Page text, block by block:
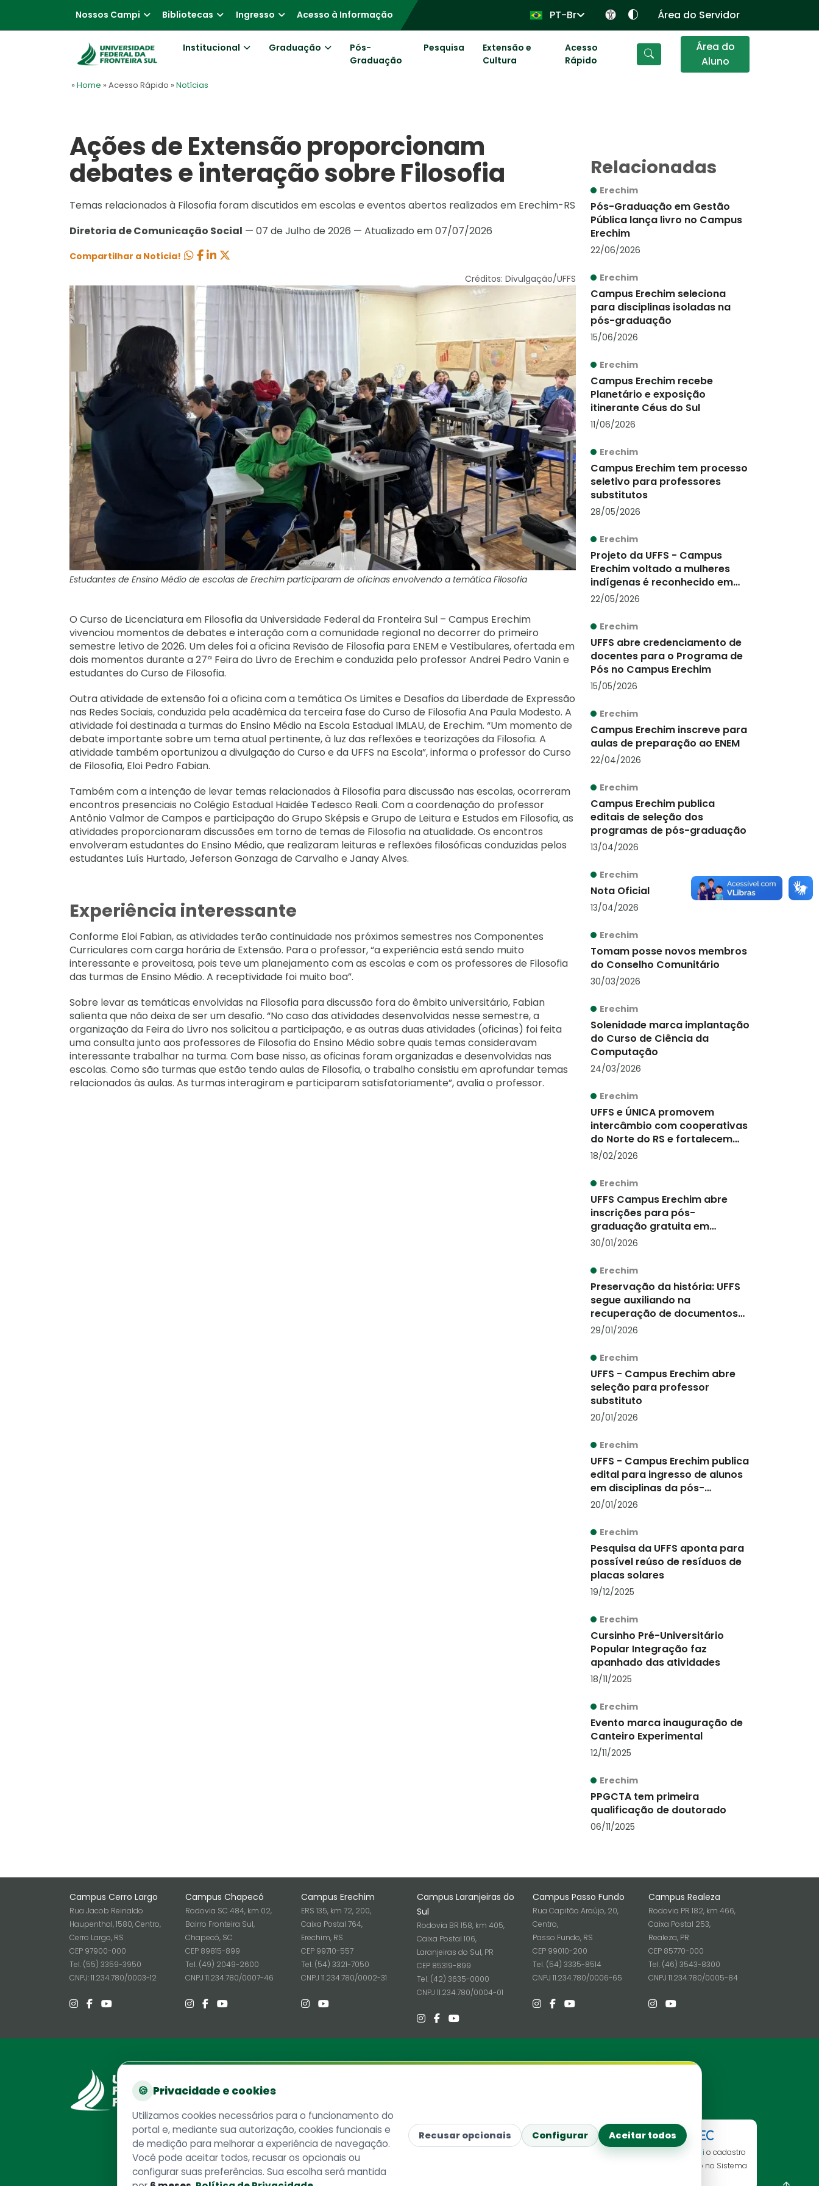
Nossos Campi Bibliotecas Ingresso Acesso à Informação PT-Br Área do Servidor
Institucional Graduação
Pós-
Graduação
Pesquisa
Extensão e
Cultura
Acesso
Rápido
Área do
Aluno
» Home » Acesso Rápido » Notícias
Ações de Extensão proporcionam
debates e interação sobre Filosofia
Temas relacionados à Filosofia foram discutidos em escolas e eventos abertos realizados em Erechim-RS
Diretoria de Comunicação Social — 07 de Julho de 2026 — Atualizado em 07/07/2026
Compartilhar a Notícia!
Créditos: Divulgação/UFFS
Estudantes de Ensino Médio de escolas de Erechim participaram de oficinas envolvendo a temática Filosofia
O Curso de Licenciatura em Filosofia da Universidade Federal da Fronteira Sul – Campus Erechim
vivenciou momentos de debates e interação com a comunidade regional no decorrer do primeiro
semestre letivo de 2026. Um deles foi a oficina Revisão de Filosofia para ENEM e Vestibulares, ofertada em
dois momentos durante a 27ª Feira do Livro de Erechim e conduzida pelo professor Andrei Pedro Vanin e
estudantes do Curso de Filosofia.
Outra atividade de extensão foi a oficina com a temática Os Limites e Desafios da Liberdade de Expressão
nas Redes Sociais, conduzida pela acadêmica da terceira fase do Curso de Filosofia Ana Paula Modesto. A
atividade foi destinada a turmas do Ensino Médio na Escola Estadual IMLAU, de Erechim. “Um momento de
debate importante sobre um tema atual pertinente, à luz das reflexões e teorizações da Filosofia. A
atividade também oportunizou a divulgação do Curso e da UFFS na Escola”, informa o professor do Curso
de Filosofia, Eloi Pedro Fabian.
Também com a intenção de levar temas relacionados à Filosofia para discussão nas escolas, ocorreram
encontros presenciais no Colégio Estadual Haidée Tedesco Reali. Com a coordenação do professor
Antônio Valmor de Campos e participação do Grupo Sképsis e Grupo de Leitura e Estudos em Filosofia, as
atividades proporcionaram discussões em torno de temas de Filosofia na atualidade. Os encontros
envolveram estudantes do Ensino Médio, que realizaram leituras e reflexões filosóficas conduzidas pelos
estudantes Luís Hurtado, Jeferson Gonzaga de Carvalho e Janay Alves.
Experiência interessante
Conforme Eloi Fabian, as atividades terão continuidade nos próximos semestres nos Componentes
Curriculares com carga horária de Extensão. Para o professor, “a experiência está sendo muito
interessante e proveitosa, pois teve um planejamento com as escolas e com os professores de Filosofia
das turmas de Ensino Médio. A receptividade foi muito boa”.
Sobre levar as temáticas envolvidas na Filosofia para discussão fora do êmbito universitário, Fabian
salienta que não deixa de ser um desafio. “No caso das atividades desenvolvidas nesse semestre, a
organização da Feira do Livro nos solicitou a participação, e as outras duas atividades (oficinas) foi feita
uma consulta junto aos professores de Filosofia do Ensino Médio sobre quais temas consideravam
interessante trabalhar na turma. Com base nisso, as oficinas foram organizadas e desenvolvidas nas
escolas. Como são turmas que estão tendo aulas de Filosofia, o trabalho consistiu em aprofundar temas
relacionados às aulas. As turmas interagiram e participaram satisfatoriamente”, avalia o professor.
Relacionadas
Erechim
Pós-Graduação em Gestão
Pública lança livro no Campus
Erechim
22/06/2026
Erechim
Campus Erechim seleciona
para disciplinas isoladas na
pós-graduação
15/06/2026
Erechim
Campus Erechim recebe
Planetário e exposição
itinerante Céus do Sul
11/06/2026
Erechim
Campus Erechim tem processo
seletivo para professores
substitutos
28/05/2026
Erechim
Projeto da UFFS - Campus
Erechim voltado a mulheres
indígenas é reconhecido em
concurso nacional de
22/05/2026
Erechim
UFFS abre credenciamento de
docentes para o Programa de
Pós no Campus Erechim
15/05/2026
Erechim
Campus Erechim inscreve para
aulas de preparação ao ENEM
22/04/2026
Erechim
Campus Erechim publica
editais de seleção dos
programas de pós-graduação
13/04/2026
Erechim
Nota Oficial
13/04/2026
Erechim
Tomam posse novos membros
do Conselho Comunitário
30/03/2026
Erechim
Solenidade marca implantação
do Curso de Ciência da
Computação
24/03/2026
Erechim
UFFS e ÚNICA promovem
intercâmbio com cooperativas
do Norte do RS e fortalecem
parcerias para a transição
18/02/2026
Erechim
UFFS Campus Erechim abre
inscrições para pós-
graduação gratuita em
Inteligência Artificial na
30/01/2026
Erechim
Preservação da história: UFFS
segue auxiliando na
recuperação de documentos
no Arquivo Histórico de Erechim
29/01/2026
Erechim
UFFS - Campus Erechim abre
seleção para professor
substituto
20/01/2026
Erechim
UFFS - Campus Erechim publica
edital para ingresso de alunos
em disciplinas da pós-
graduação em 2026
20/01/2026
Erechim
Pesquisa da UFFS aponta para
possível reúso de resíduos de
placas solares
19/12/2025
Erechim
Cursinho Pré-Universitário
Popular Integração faz
apanhado das atividades
18/11/2025
Erechim
Evento marca inauguração de
Canteiro Experimental
12/11/2025
Erechim
PPGCTA tem primeira
qualificação de doutorado
06/11/2025
Campus Cerro Largo
Rua Jacob Reinaldo
Haupenthal, 1580, Centro,
Cerro Largo, RS
CEP 97900-000
Tel. (55) 3359-3950
CNPJ: 11.234.780/0003-12
Campus Chapecó
Rodovia SC 484, km 02,
Bairro Fronteira Sul,
Chapecó, SC
CEP 89815-899
Tel. (49) 2049-2600
CNPJ 11.234.780/0007-46
Campus Erechim
ERS 135, km 72, 200,
Caixa Postal 764,
Erechim, RS
CEP 99710-557
Tel. (54) 3321-7050
CNPJ 11.234.780/0002-31
Campus Laranjeiras do
Sul
Rodovia BR 158, km 405,
Caixa Postal 106,
Laranjeiras do Sul, PR
CEP 85319-899
Tel. (42) 3635-0000
CNPJ 11.234.780/0004-01
Campus Passo Fundo
Rua Capitão Araújo, 20,
Centro,
Passo Fundo, RS
CEP 99010-200
Tel. (54) 3335-8514
CNPJ 11.234.780/0006-65
Campus Realeza
Rodovia PR 182, km 466,
Caixa Postal 253,
Realeza, PR
CEP 85770-000
Tel. (46) 3543-8300
CNPJ 11.234.780/0005-84
Rodovia SC 484 - Km 02, Fronteira Sul
CEP 89815-899
Caixa Postal 181
Telefone: (49) 2049-3100
CNPJ 11.234.780/0001-50
Imprensa
Lista telefônica UFFS
Dados abertos
Consulte aqui o cadastro
da instituição no Sistema
🍪 Privacidade e cookies
Utilizamos cookies necessários para o funcionamento do
portal e, mediante sua autorização, cookies funcionais e
de medição para melhorar a experiência de navegação.
Você pode aceitar todos, recusar os opcionais ou
configurar suas preferências. Sua escolha será mantida
Recusar opcionais Configurar Aceitar todos